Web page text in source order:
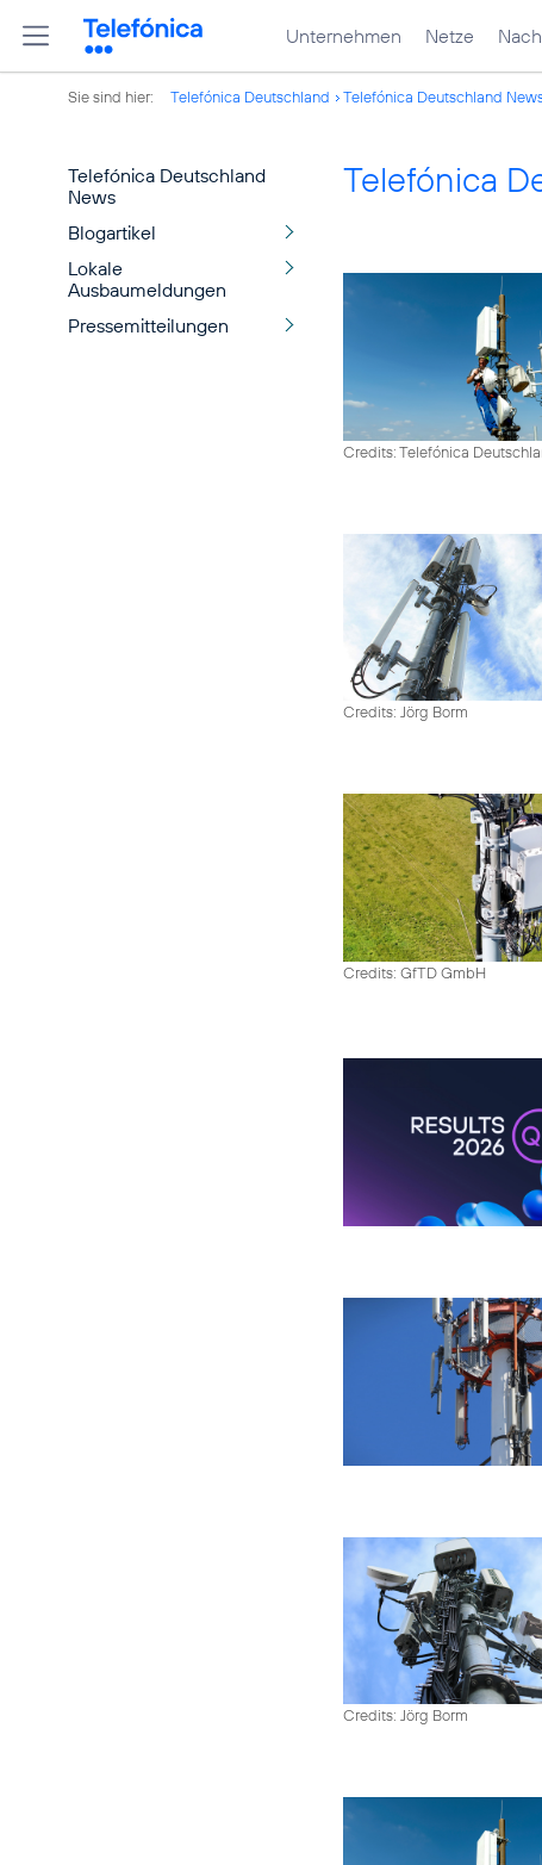
Unternehmen Netze
Sie sind hier: Telefónica Deutschland Telefónica Deutschland
Telefónica Deutschland
News
Blogartikel
Lokale
Ausbaumeldungen
Pressemitteilungen
Telefónica
Credits: Telefónica
Credits: Jörg Borm
Credits: GfTD GmbH
Credits: Jörg Borm